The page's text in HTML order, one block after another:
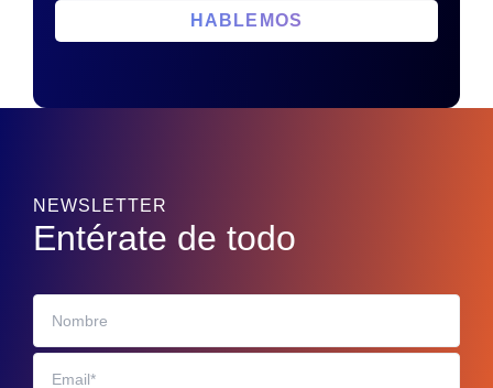
HABLEMOS
NEWSLETTER
Entérate de todo